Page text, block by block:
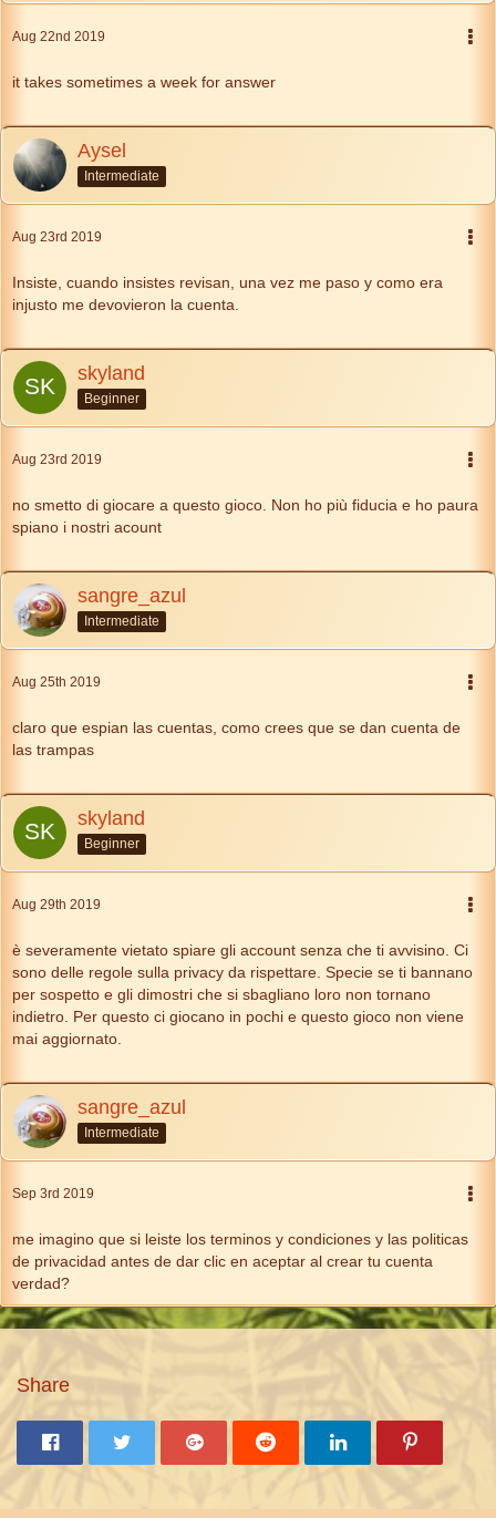
Aug 22nd 2019
it takes sometimes a week for answer
Aysel
Intermediate
Aug 23rd 2019
Insiste, cuando insistes revisan, una vez me paso y como era
injusto me devovieron la cuenta.
skyland
Beginner
Aug 23rd 2019
no smetto di giocare a questo gioco. Non ho più fiducia e ho paura
spiano i nostri acount
sangre_azul
Intermediate
Aug 25th 2019
claro que espian las cuentas, como crees que se dan cuenta de
las trampas
skyland
Beginner
Aug 29th 2019
è severamente vietato spiare gli account senza che ti avvisino. Ci
sono delle regole sulla privacy da rispettare. Specie se ti bannano
per sospetto e gli dimostri che si sbagliano loro non tornano
indietro. Per questo ci giocano in pochi e questo gioco non viene
mai aggiornato.
sangre_azul
Intermediate
Sep 3rd 2019
me imagino que si leiste los terminos y condiciones y las politicas
de privacidad antes de dar clic en aceptar al crear tu cuenta
verdad?
Share